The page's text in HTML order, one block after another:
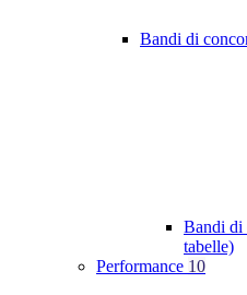
Bandi di
Bandi di
tabelle)
Performance 10